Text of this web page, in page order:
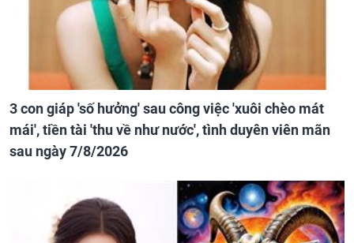
3 con giáp 'số hưởng' sau công việc 'xuôi chèo mát
mái', tiền tài 'thu về như nước', tình duyên viên mãn
sau ngày 7/8/2026